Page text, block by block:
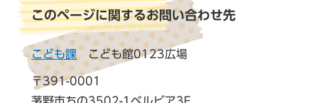
このページに関するお問い合わせ先
こども課 こども館0123広場
〒391-0001